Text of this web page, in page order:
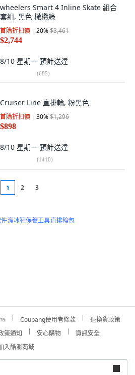
wheelers Smart 4 Inline Skate 組合
套組, 黑色 橄欖綠
首購折扣價 20%$3,461
$2,744
8/10 星期一 預計送達
(685)
Cruiser Line 直排輪, 粉黑色
首購折扣價 30%$1,296
$898
8/10 星期一 預計送達
(1410)
1 2 3
溜冰鞋保養工具直排輪包
Coupang使用者條款
退換貨政策
策通知 安心購物
資訊安全
入酷澎商城